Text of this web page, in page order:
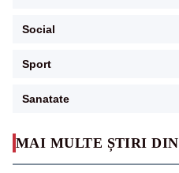
MAI MULTE ȘTIRI DIN
Social
Sport
Sanatate